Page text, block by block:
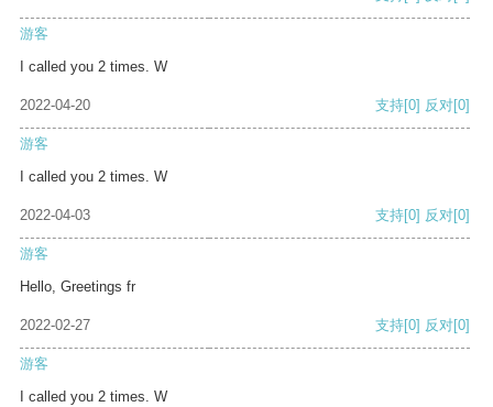
游客
I called you 2 times. W
2022-04-20 支持[0] 反对[0]
游客
I called you 2 times. W
2022-04-03 支持[0] 反对[0]
游客
Hello, Greetings fr
2022-02-27 支持[0] 反对[0]
游客
I called you 2 times. W